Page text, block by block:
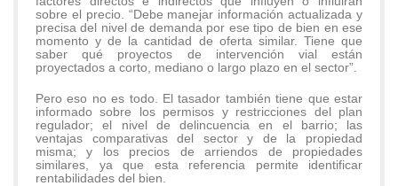
sobre el precio. “Debe manejar información actualizada y
precisa del nivel de demanda por ese tipo de bien en ese
momento y de la cantidad de oferta similar. Tiene que
saber qué proyectos de intervención vial están
proyectados a corto, mediano o largo plazo en el sector”.
Pero eso no es todo. El tasador también tiene que estar
informado sobre los permisos y restricciones del plan
regulador; el nivel de delincuencia en el barrio; las
ventajas comparativas del sector y de la propiedad
misma; y los precios de arriendos de propiedades
similares, ya que esta referencia permite identificar
rentabilidades del bien.